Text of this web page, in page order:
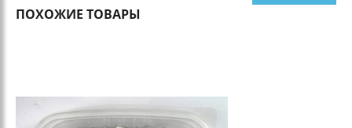
ПОХОЖИЕ ТОВАРЫ